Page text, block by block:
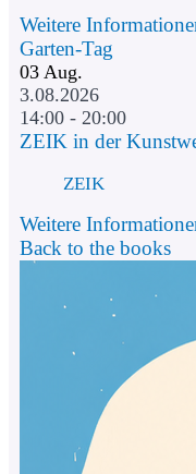
Weitere
Garten-Tag
03 Aug.
3.08.2026
14:00 - 20:00
ZEIK in der
ZEIK
Weitere
Back to the books